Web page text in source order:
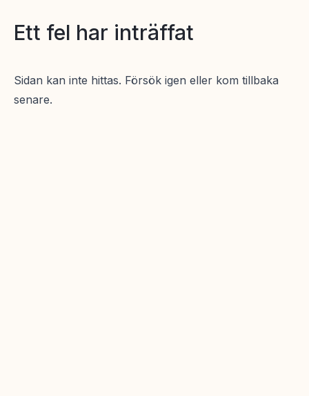
Ett fel har inträffat
Sidan kan inte hittas. Försök igen eller kom tillbaka
senare.